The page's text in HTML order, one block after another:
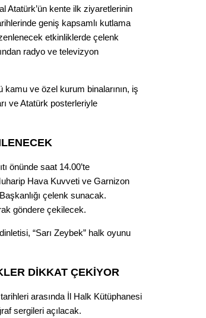
Atatürk’ün kente ilk ziyaretlerinin
geniş kapsamlı kutlama
etkinliklerde çelenk
radyo ve televizyon
ve özel kurum binalarının, iş
ve Atatürk posterleriyle
önünde saat 14.00’te
Hava Kuvveti ve Garnizon
çelenk sunacak.
göndere çekilecek.
“Sarı Zeybek” halk oyunu
DİKKAT ÇEKİYOR
arasında İl Halk Kütüphanesi
sergileri açılacak.